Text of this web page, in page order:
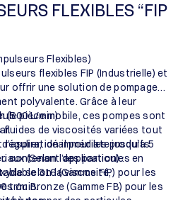
FLEXIBLES “FIP
Flexibles)
flexibles FIP (Industrielle) et
offrir une solution de pompage
polyvalente. Grâce à leur
pièce mobile, ces pompes sont
fluides de viscosités variées tout
idéal pour les produits
contenant des particules en
:
(500 L/min).
immédiate jusqu’à 5
selon la viscosité,
tr/min.
(Selon l’application) :
316 (Gamme FIP) pour les
ou Bronze (Gamme FB) pour les